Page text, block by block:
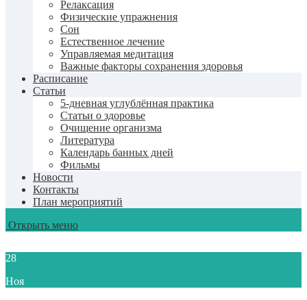
Релаксация
Физические упражнения
Сон
Естественное лечение
Управляемая медитация
Важные факторы сохранения здоровья
Расписание
Статьи
5-дневная углублённая практика
Статьи о здоровье
Очищение организма
Литература
Календарь банных дней
Фильмы
Новости
Контакты
План мероприятий
Открыть меню
28
Ноя